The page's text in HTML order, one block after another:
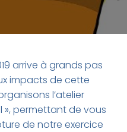
arrive à grands pas
impacts de cette
l’atelier
», permettant de vous
de notre exercice